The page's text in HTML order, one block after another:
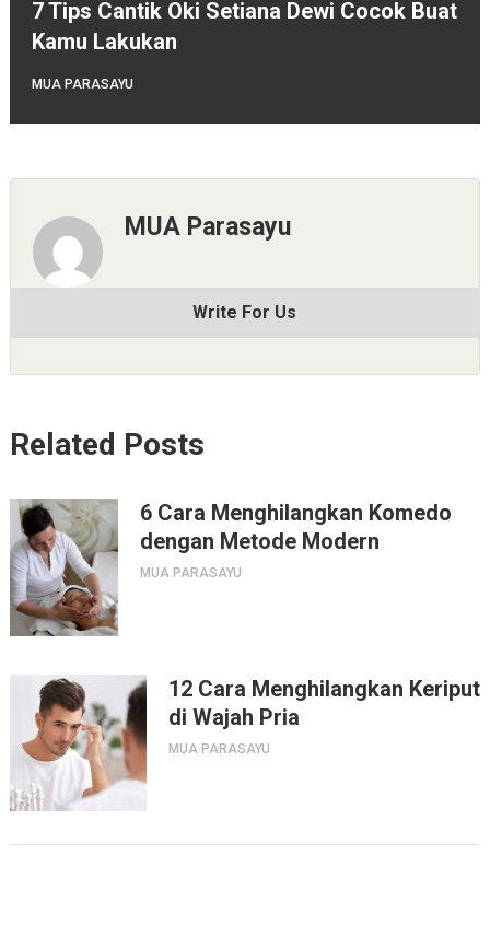
7 Tips Cantik Oki Setiana Dewi Cocok Buat
Kamu Lakukan
MUA PARASAYU
MUA Parasayu
Write For Us
Related Posts
6 Cara Menghilangkan Komedo
dengan Metode Modern
MUA PARASAYU
12 Cara Menghilangkan Keriput
di Wajah Pria
MUA PARASAYU